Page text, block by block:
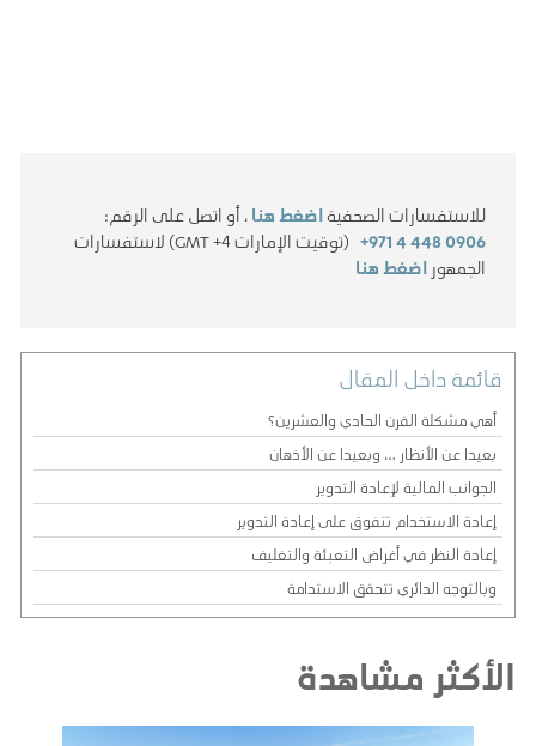
للاستفسارات الصحفيةاضغط هنا، أو اتصل على الرقم:
+971 4 448 0906
(توقيت الإمارات GMT +4) لاستفسارات
الجمهور اضغط هنا
قائمة داخل المقال
أهي مشكلة القرن الحادي والعشرين؟
بعيدا عن الأنظار … وبعيدا عن الأذهان
الجوانب المالية لإعادة التدوير
إعادة الاستخدام تتفوق على إعادة التدوير
إعادة النظر في أغراض التعبئة والتغليف
وبالتوجه الدائري تتحقق الاستدامة
الأكثر مشاهدة